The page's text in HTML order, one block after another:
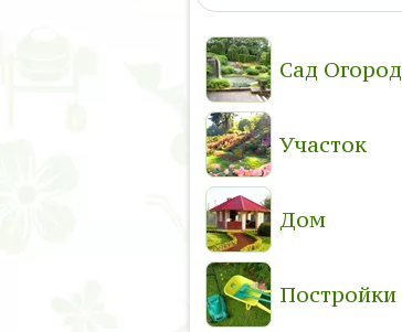
Сад Огород
Участок
Дом
Постройки